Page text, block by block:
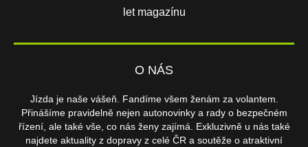
let magazínu
O NÁS
Jízda je naše vášeň. Fandíme všem ženám za volantem.
Přinášíme pravidelně nejen autonovinky a rady o bezpečném
řízení, ale také vše, co nás ženy zajímá. Exkluzivně u nás také
najdete aktuality z dopravy z celé ČR a soutěže o atraktivní